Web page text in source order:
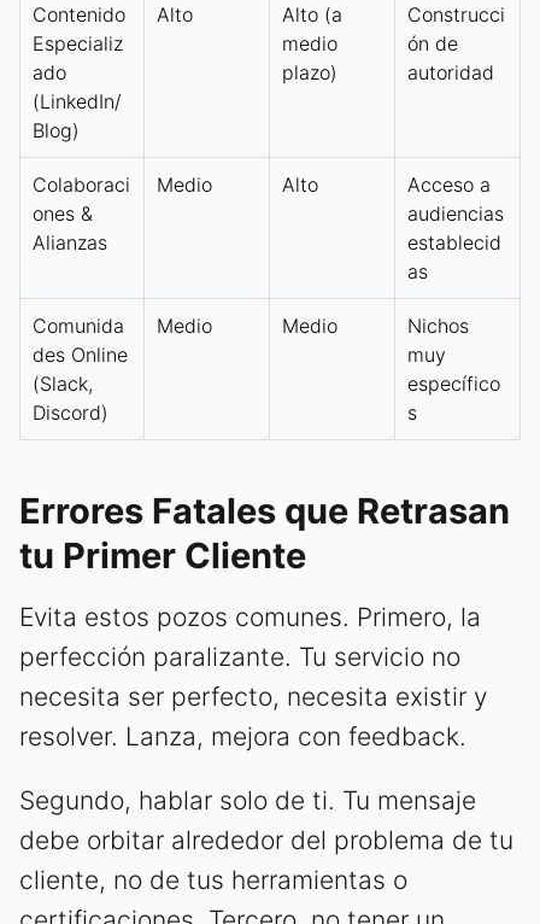
Contenido
Especializ
ado
(LinkedIn/
Blog)
Alto
Alto (a
medio
plazo)
Construcci
ón de
autoridad
Colaboraci
ones &
Alianzas
Medio Alto
Acceso a
audiencias
establecid
as
Comunida
des Online
(Slack,
Discord)
Medio Medio
Nichos
muy
específico
s
Errores Fatales que Retrasan
tu Primer Cliente
Evita estos pozos comunes. Primero, la
perfección paralizante. Tu servicio no
necesita ser perfecto, necesita existir y
resolver. Lanza, mejora con feedback.
Segundo, hablar solo de ti. Tu mensaje
debe orbitar alrededor del problema de tu
cliente, no de tus herramientas o